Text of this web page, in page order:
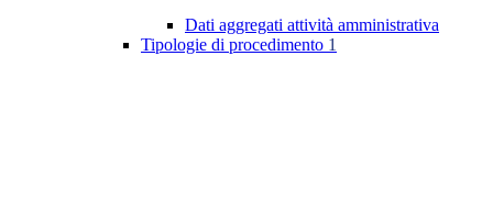
Dati aggregati attività amministrativa
Tipologie di procedimento 1